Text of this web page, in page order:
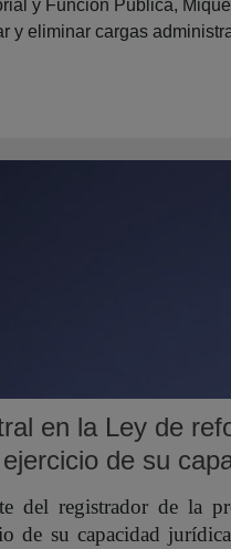
y Función Pública,
y eliminar cargas
en la Ley de
de su
del registrador de la
de su capacidad